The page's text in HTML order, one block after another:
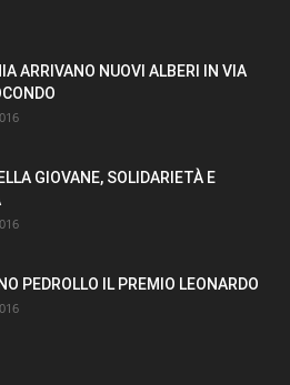
ARRIVANO NUOVI ALBERI IN VIA
GIOVANE, SOLIDARIETÀ E
PEDROLLO IL PREMIO LEONARDO